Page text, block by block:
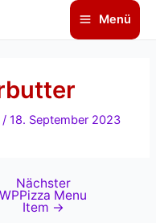
Main
Menü
/18. September 2023
Nächster
WPPizza Menu
Item →